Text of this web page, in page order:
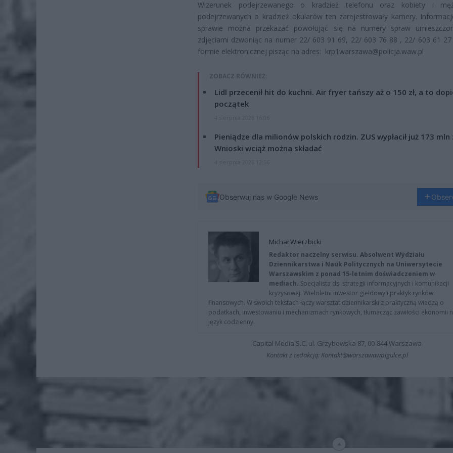
Wizerunek podejrzewanego o kradzież telefonu oraz kobiety i
podejrzewanych o kradzież okularów ten zarejestrowały kamery.
sprawie można przekazać powołując się na numery spraw
zdjęciami dzwoniąc na numer 22/ 603 91 69, 22/ 603 76 88 , 22/ 603 61
formie elektronicznej pisząc na adres: krp1warszawa@policja.waw.pl
ZOBACZ RÓWNIEŻ:
Lidl przecenił hit do kuchni. Air fryer tańszy aż o 150 zł, a to
początek
Pieniądze dla milionów polskich rodzin. ZUS wypłacił już 173 mln
Wnioski wciąż można składać
Obserwuj nas w Google News
Michał Wierzbicki
Redaktor naczelny serwisu. Absolwent Wydziału
Dziennikarstwa i Nauk Politycznych na Uniwersytecie
Warszawskim z ponad 15-letnim doświadczeniem w
mediach. Specjalista ds. strategii informacyjnych i komunikacji
kryzysowej. Wieloletni inwestor giełdowy i praktyk rynków
finansowych. W swoich tekstach łączy warsztat dziennikarski z praktyczną wiedzą o
podatkach, inwestowaniu i mechanizmach rynkowych, tłumacząc zawiłości ekonomii
język codzienny.
Capital Media S.C. ul. Grzybowska 87, 00-844 Warszawa
Kontakt z redakcją: Kontakt@warszawawpigulce.pl